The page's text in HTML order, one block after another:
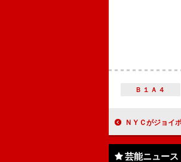
Ｂ１Ａ４
ＮＹＣがジョイポリスのア
芸能ニュース